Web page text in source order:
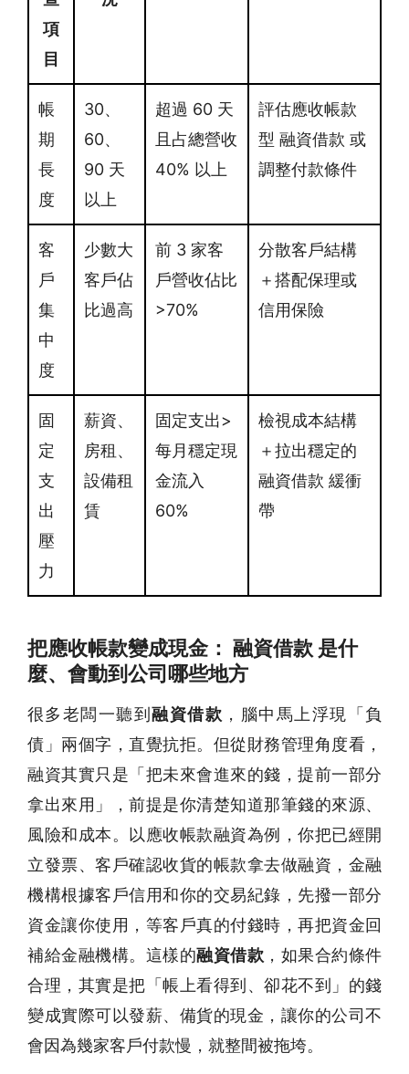
項
目
帳
期
長
度
30、
60、
90 天
以上
超過 60 天
且占總營收
40% 以上
評估應收帳款
型 融資借款 或
調整付款條件
客
戶
集
中
度
少數大
客戶佔
比過高
前 3 家客
戶營收佔比
>70%
分散客戶結構
＋搭配保理或
信用保險
固
定
支
出
壓
力
薪資、
房租、
設備租
賃
固定支出>
每月穩定現
金流入
60%
檢視成本結構
＋拉出穩定的
融資借款 緩衝
帶
把應收帳款變成現金： 融資借款 是什
麼、會動到公司哪些地方
很多老闆一聽到融資借款 ，腦中馬上浮現「負
債」兩個字，直覺抗拒。但從財務管理角度看，
融資其實只是「把未來會進來的錢，提前一部分
拿出來用」，前提是你清楚知道那筆錢的來源、
風險和成本。以應收帳款融資為例，你把已經開
立發票、客戶確認收貨的帳款拿去做融資，金融
機構根據客戶信用和你的交易紀錄，先撥一部分
資金讓你使用，等客戶真的付錢時，再把資金回
補給金融機構。這樣的融資借款 ，如果合約條件
合理，其實是把「帳上看得到、卻花不到」的錢
變成實際可以發薪、備貨的現金，讓你的公司不
會因為幾家客戶付款慢，就整間被拖垮。